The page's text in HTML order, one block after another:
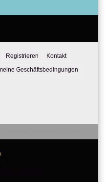
Registrieren
Kontakt
Geschäftsbedingungen